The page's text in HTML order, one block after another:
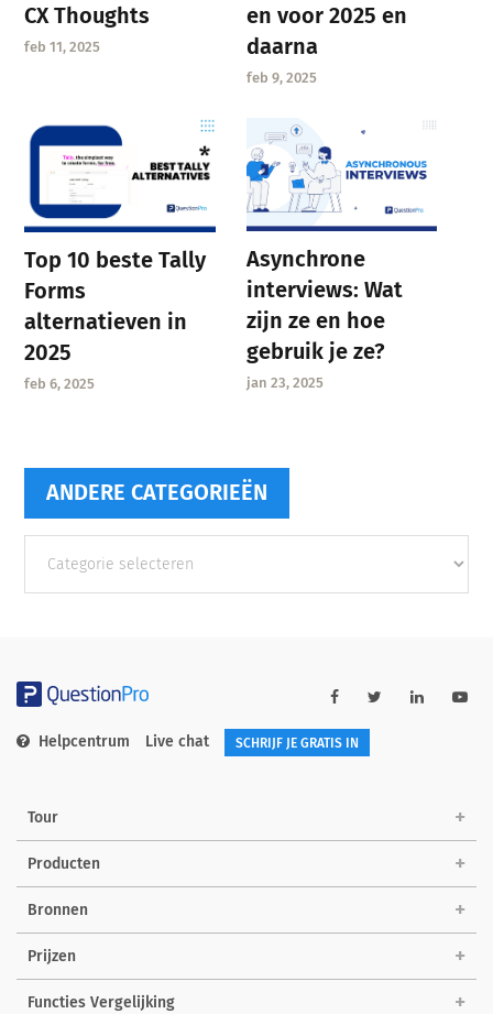
CX Thoughts
feb 11, 2025
en voor 2025 en
daarna
feb 9, 2025
Top 10 beste Tally
Forms
alternatieven in
2025
feb 6, 2025
Asynchrone
interviews: Wat
zijn ze en hoe
gebruik je ze?
jan 23, 2025
ANDERE CATEGORIEËN
categorieën
Helpcentrum Live chat SCHRIJF JE GRATIS IN
Tour
Producten
Bronnen
Prijzen
Functies Vergelijking